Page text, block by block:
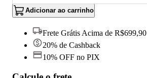
Adicionar ao carrinho
Frete Grátis Acima de R$699,90
20% de Cashback
10% OFF no PIX